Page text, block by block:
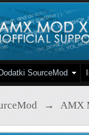
SourceMod
→ AMX